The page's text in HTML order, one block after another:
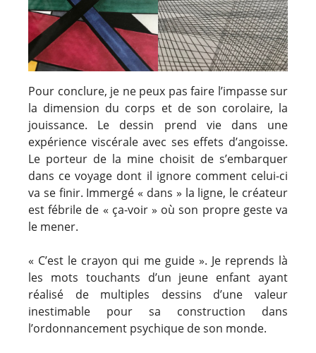
Pour conclure, je ne peux pas faire l’impasse sur
la dimension du corps et de son corolaire, la
jouissance. Le dessin prend vie dans une
expérience viscérale avec ses effets d’angoisse.
Le porteur de la mine choisit de s’embarquer
dans ce voyage dont il ignore comment celui-ci
va se finir. Immergé « dans » la ligne, le créateur
est fébrile de « ça-voir » où son propre geste va
le mener.
« C’est le crayon qui me guide ». Je reprends là
les mots touchants d’un jeune enfant ayant
réalisé de multiples dessins d’une valeur
inestimable pour sa construction dans
l’ordonnancement psychique de son monde.